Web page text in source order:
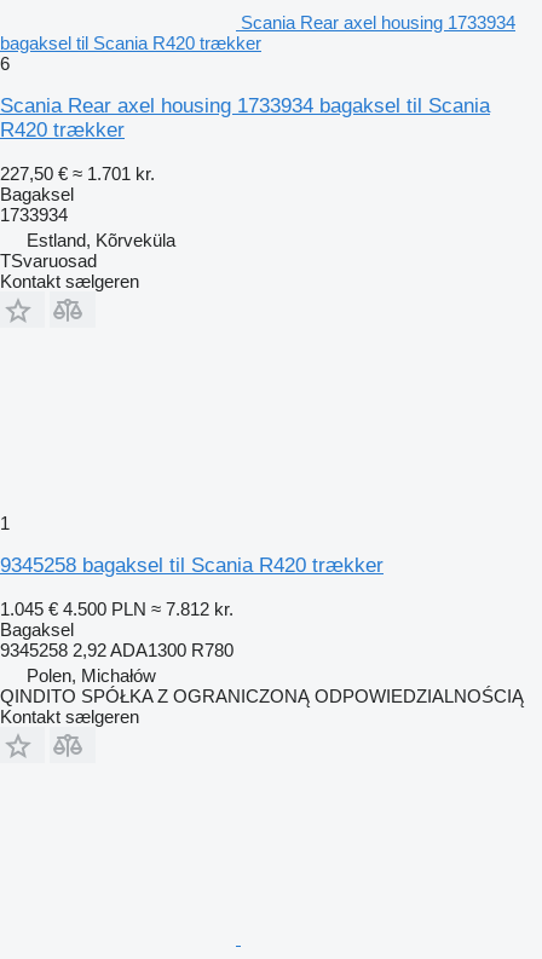
Scania Rear axel housing 1733934
bagaksel til Scania R420 trækker
6
Scania Rear axel housing 1733934 bagaksel til Scania
R420 trækker
227,50 € ≈ 1.701 kr.
Bagaksel
1733934
Estland, Kõrveküla
TSvaruosad
Kontakt sælgeren
1
9345258 bagaksel til Scania R420 trækker
1.045 € 4.500 PLN ≈ 7.812 kr.
Bagaksel
9345258 2,92 ADA1300 R780
Polen, Michałów
QINDITO SPÓŁKA Z OGRANICZONĄ ODPOWIEDZIALNOŚCIĄ
Kontakt sælgeren